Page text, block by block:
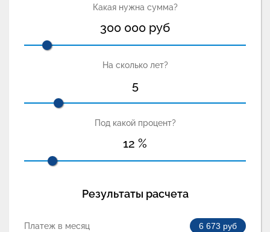
Какая нужна сумма?
300 000 руб
На сколько лет?
5
Под какой процент?
12 %
Результаты расчета
Платеж в месяц 6 673 руб